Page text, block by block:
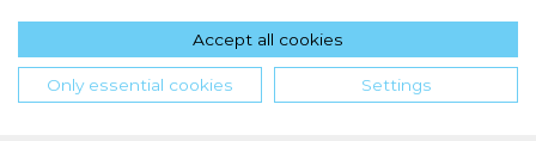
Hola! ¿en qué podemos ayudarte?
Accept all cookies
Only essential cookies Settings